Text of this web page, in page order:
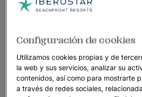
Configuración de cookies
Utilizamos cookies propias y de
la web y sus servicios, analizar su
contenidos, así como para mostrarte
a través de redes sociales,